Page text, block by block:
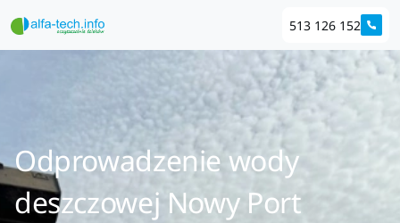
513 126 152
Odprowadzenie wody
deszczowej Nowy Port